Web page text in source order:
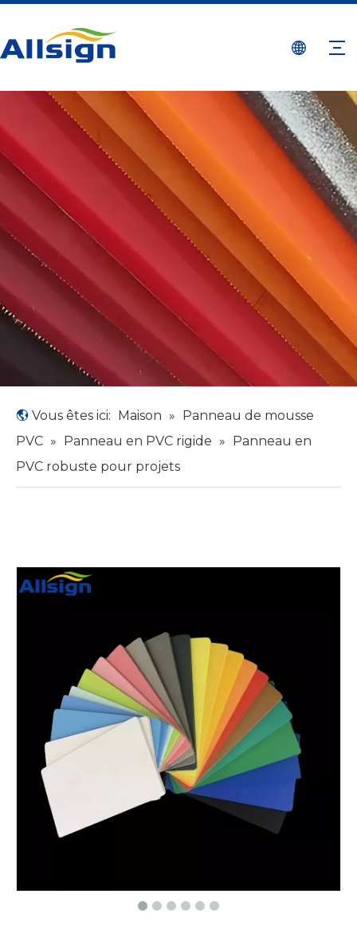
Vous êtes ici: Maison » Panneau de mousse
PVC » Panneau en PVC rigide » Panneau en
PVC robuste pour projets​